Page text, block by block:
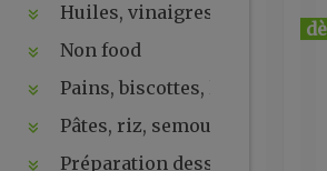
Huiles, vinaigres, sauces
Non food
Pains, biscottes, levures, ...
Pâtes, riz, semoules
Préparation desserts, ....